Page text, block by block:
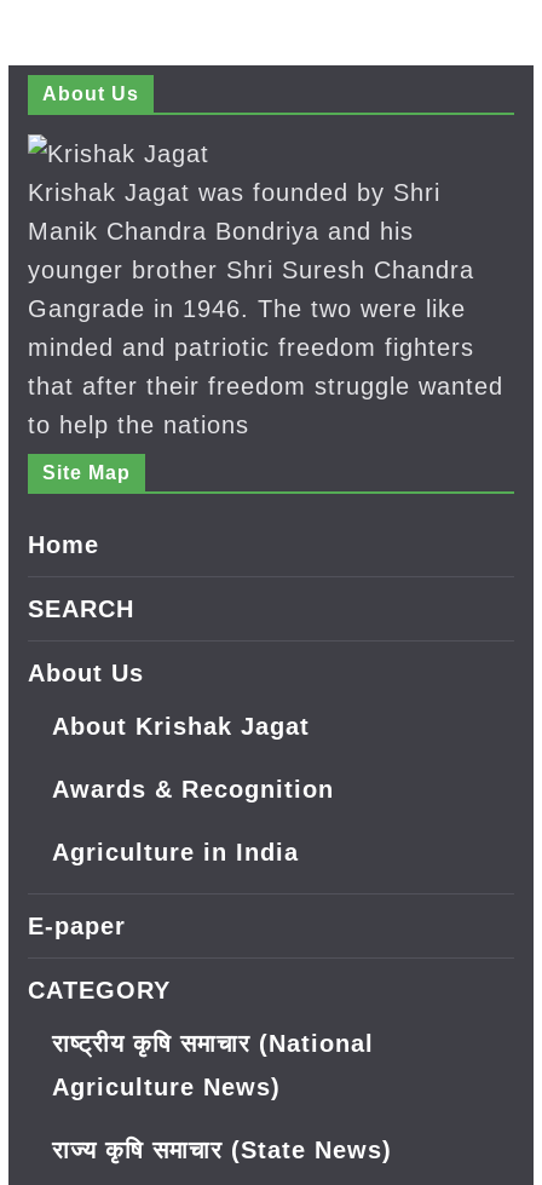
About Us
Krishak Jagat was founded by Shri
Manik Chandra Bondriya and his
younger brother Shri Suresh Chandra
Gangrade in 1946. The two were like
minded and patriotic freedom fighters
that after their freedom struggle wanted
to help the nations
Site Map
Home
SEARCH
About Us
About Krishak Jagat
Awards & Recognition
Agriculture in India
E-paper
CATEGORY
राष्ट्रीय कृषि समाचार (National
Agriculture News)
राज्य कृषि समाचार (State News)